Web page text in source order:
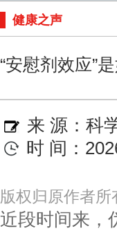
健康之声
“安慰剂效应”
来 源： 科
时 间：
版权归原作者
近段时间来，